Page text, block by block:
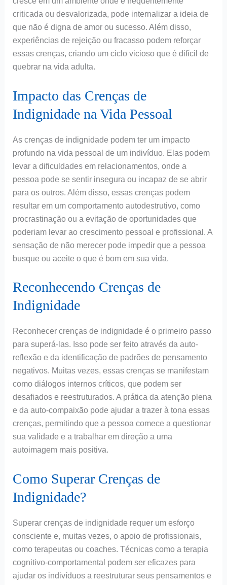
criticada ou desvalorizada, pode internalizar a ideia de
que não é digna de amor ou sucesso. Além disso,
experiências de rejeição ou fracasso podem reforçar
essas crenças, criando um ciclo vicioso que é difícil de
quebrar na vida adulta.
Impacto das Crenças de
Indignidade na Vida Pessoal
As crenças de indignidade podem ter um impacto
profundo na vida pessoal de um indivíduo. Elas podem
levar a dificuldades em relacionamentos, onde a
pessoa pode se sentir insegura ou incapaz de se abrir
para os outros. Além disso, essas crenças podem
resultar em um comportamento autodestrutivo, como
procrastinação ou a evitação de oportunidades que
poderiam levar ao crescimento pessoal e profissional. A
sensação de não merecer pode impedir que a pessoa
busque ou aceite o que é bom em sua vida.
Reconhecendo Crenças de
Indignidade
Reconhecer crenças de indignidade é o primeiro passo
para superá-las. Isso pode ser feito através da auto-
reflexão e da identificação de padrões de pensamento
negativos. Muitas vezes, essas crenças se manifestam
como diálogos internos críticos, que podem ser
desafiados e reestruturados. A prática da atenção plena
e da auto-compaixão pode ajudar a trazer à tona essas
crenças, permitindo que a pessoa comece a questionar
sua validade e a trabalhar em direção a uma
autoimagem mais positiva.
Como Superar Crenças de
Indignidade?
Superar crenças de indignidade requer um esforço
consciente e, muitas vezes, o apoio de profissionais,
como terapeutas ou coaches. Técnicas como a terapia
cognitivo-comportamental podem ser eficazes para
ajudar os indivíduos a reestruturar seus pensamentos e